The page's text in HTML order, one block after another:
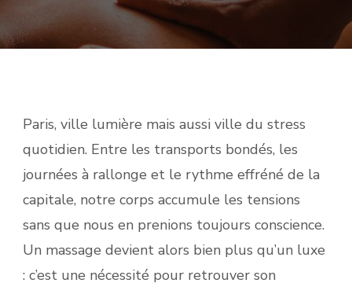
Paris, ville lumière mais aussi ville du stress
quotidien. Entre les transports bondés, les
journées à rallonge et le rythme effréné de la
capitale, notre corps accumule les tensions
sans que nous en prenions toujours conscience.
Un massage devient alors bien plus qu’un luxe
: c’est une nécessité pour retrouver son